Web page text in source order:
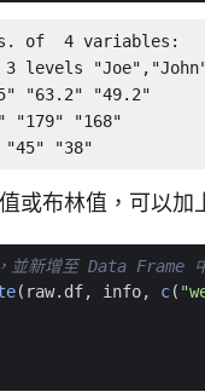
of  4 variables:
3 levels
"63.2" "49.2"
"179" "168"
"38"
或布林值，可以加
並新增至 Data Frame
( raw.df, info, c(